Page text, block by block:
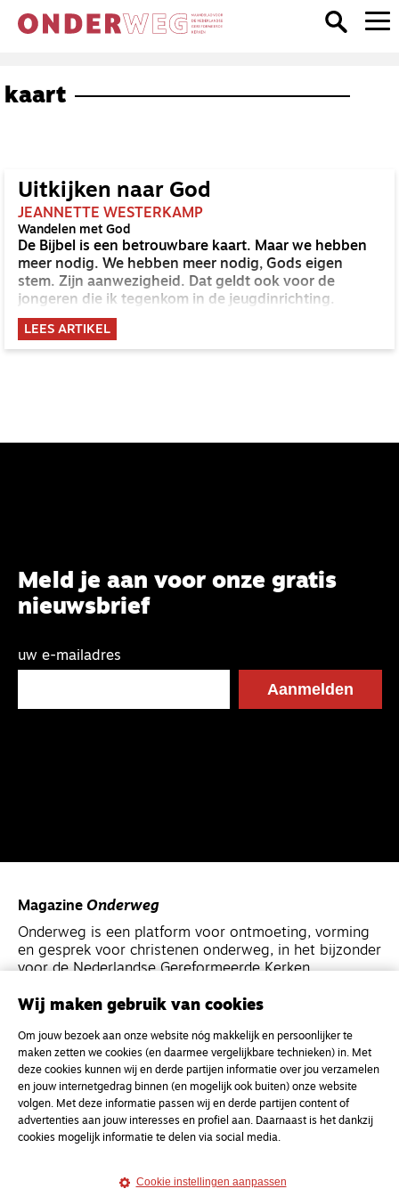
kaart
Uitkijken naar God
JEANNETTE WESTERKAMP
Wandelen met God
De Bijbel is een betrouwbare kaart. Maar we hebben
meer nodig. We hebben meer nodig, Gods eigen
stem. Zijn aanwezigheid. Dat geldt ook voor de
jongeren die ik tegenkom in de jeugdinrichting.
LEES ARTIKEL
Meld je aan voor onze gratis
nieuwsbrief
uw e-mailadres
Magazine Onderweg
Onderweg is een platform voor ontmoeting, vorming
en gesprek voor christenen onderweg, in het bijzonder
voor de Nederlandse Gereformeerde Kerken.
Magazine
Onderweg
Kvk-nummer 33277063
NL46 INGB 0117 5827 86
info@onderwegonline.nl
Wij maken gebruik van cookies
Om jouw bezoek aan onze website nóg makkelijk en persoonlijker te
maken zetten we cookies (en daarmee vergelijkbare technieken) in. Met
deze cookies kunnen wij en derde partijen informatie over jou verzamelen
en jouw internetgedrag binnen (en mogelijk ook buiten) onze website
volgen. Met deze informatie passen wij en derde partijen content of
advertenties aan jouw interesses en profiel aan. Daarnaast is het dankzij
cookies mogelijk informatie te delen via social media.
Cookie instellingen aanpassen